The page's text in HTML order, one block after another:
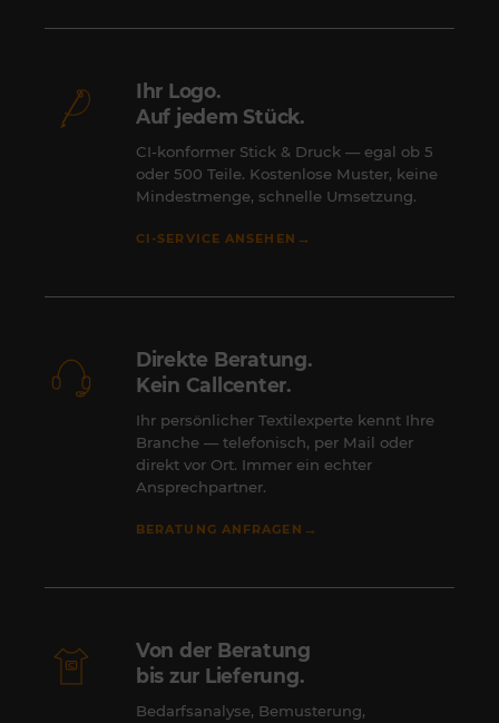
Ihr Logo.
Auf jedem Stück.
CI-konformer Stick & Druck — egal ob 5
oder 500 Teile. Kostenlose Muster, keine
Mindestmenge, schnelle Umsetzung.
CI-SERVICE ANSEHEN →
Direkte Beratung.
Kein Callcenter.
Ihr persönlicher Textilexperte kennt Ihre
Branche — telefonisch, per Mail oder
direkt vor Ort. Immer ein echter
Ansprechpartner.
BERATUNG ANFRAGEN →
Von der Beratung
bis zur Lieferung.
Bedarfsanalyse, Bemusterung,